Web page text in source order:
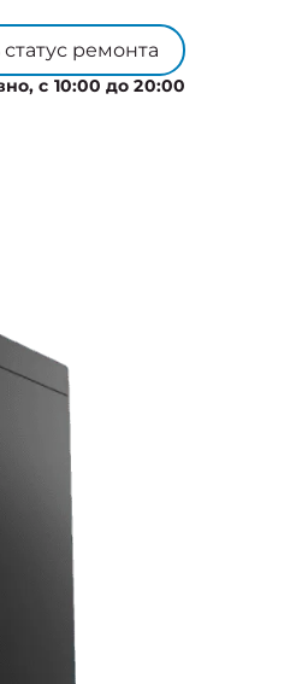
ремонта
с 10:00 до 20:00